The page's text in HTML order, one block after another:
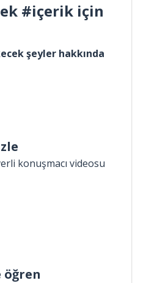
#içerik için
şeyler hakkında
konuşmacı videosu
öğren